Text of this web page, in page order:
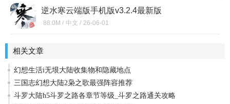
逆水寒云端版手机版v3.2.4最新版
88.0M / 中文 / 26-06-01
相关文章
幻想生活i无垠大陆收集物和隐藏地点
三国志幻想大陆2枭之歌最强阵容推荐
斗罗大陆h5斗罗之路各章节等级_斗罗之路通关攻略